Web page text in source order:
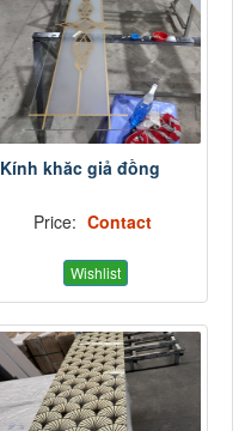
Kính khăc giả đồng
Price: Contact
Wishlist